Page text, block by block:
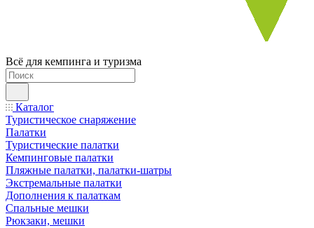
Всё для кемпинга и туризма
Каталог
Туристическое снаряжение
Палатки
Туристические палатки
Кемпинговые палатки
Пляжные палатки, палатки-шатры
Экстремальные палатки
Дополнения к палаткам
Спальные мешки
Рюкзаки, мешки